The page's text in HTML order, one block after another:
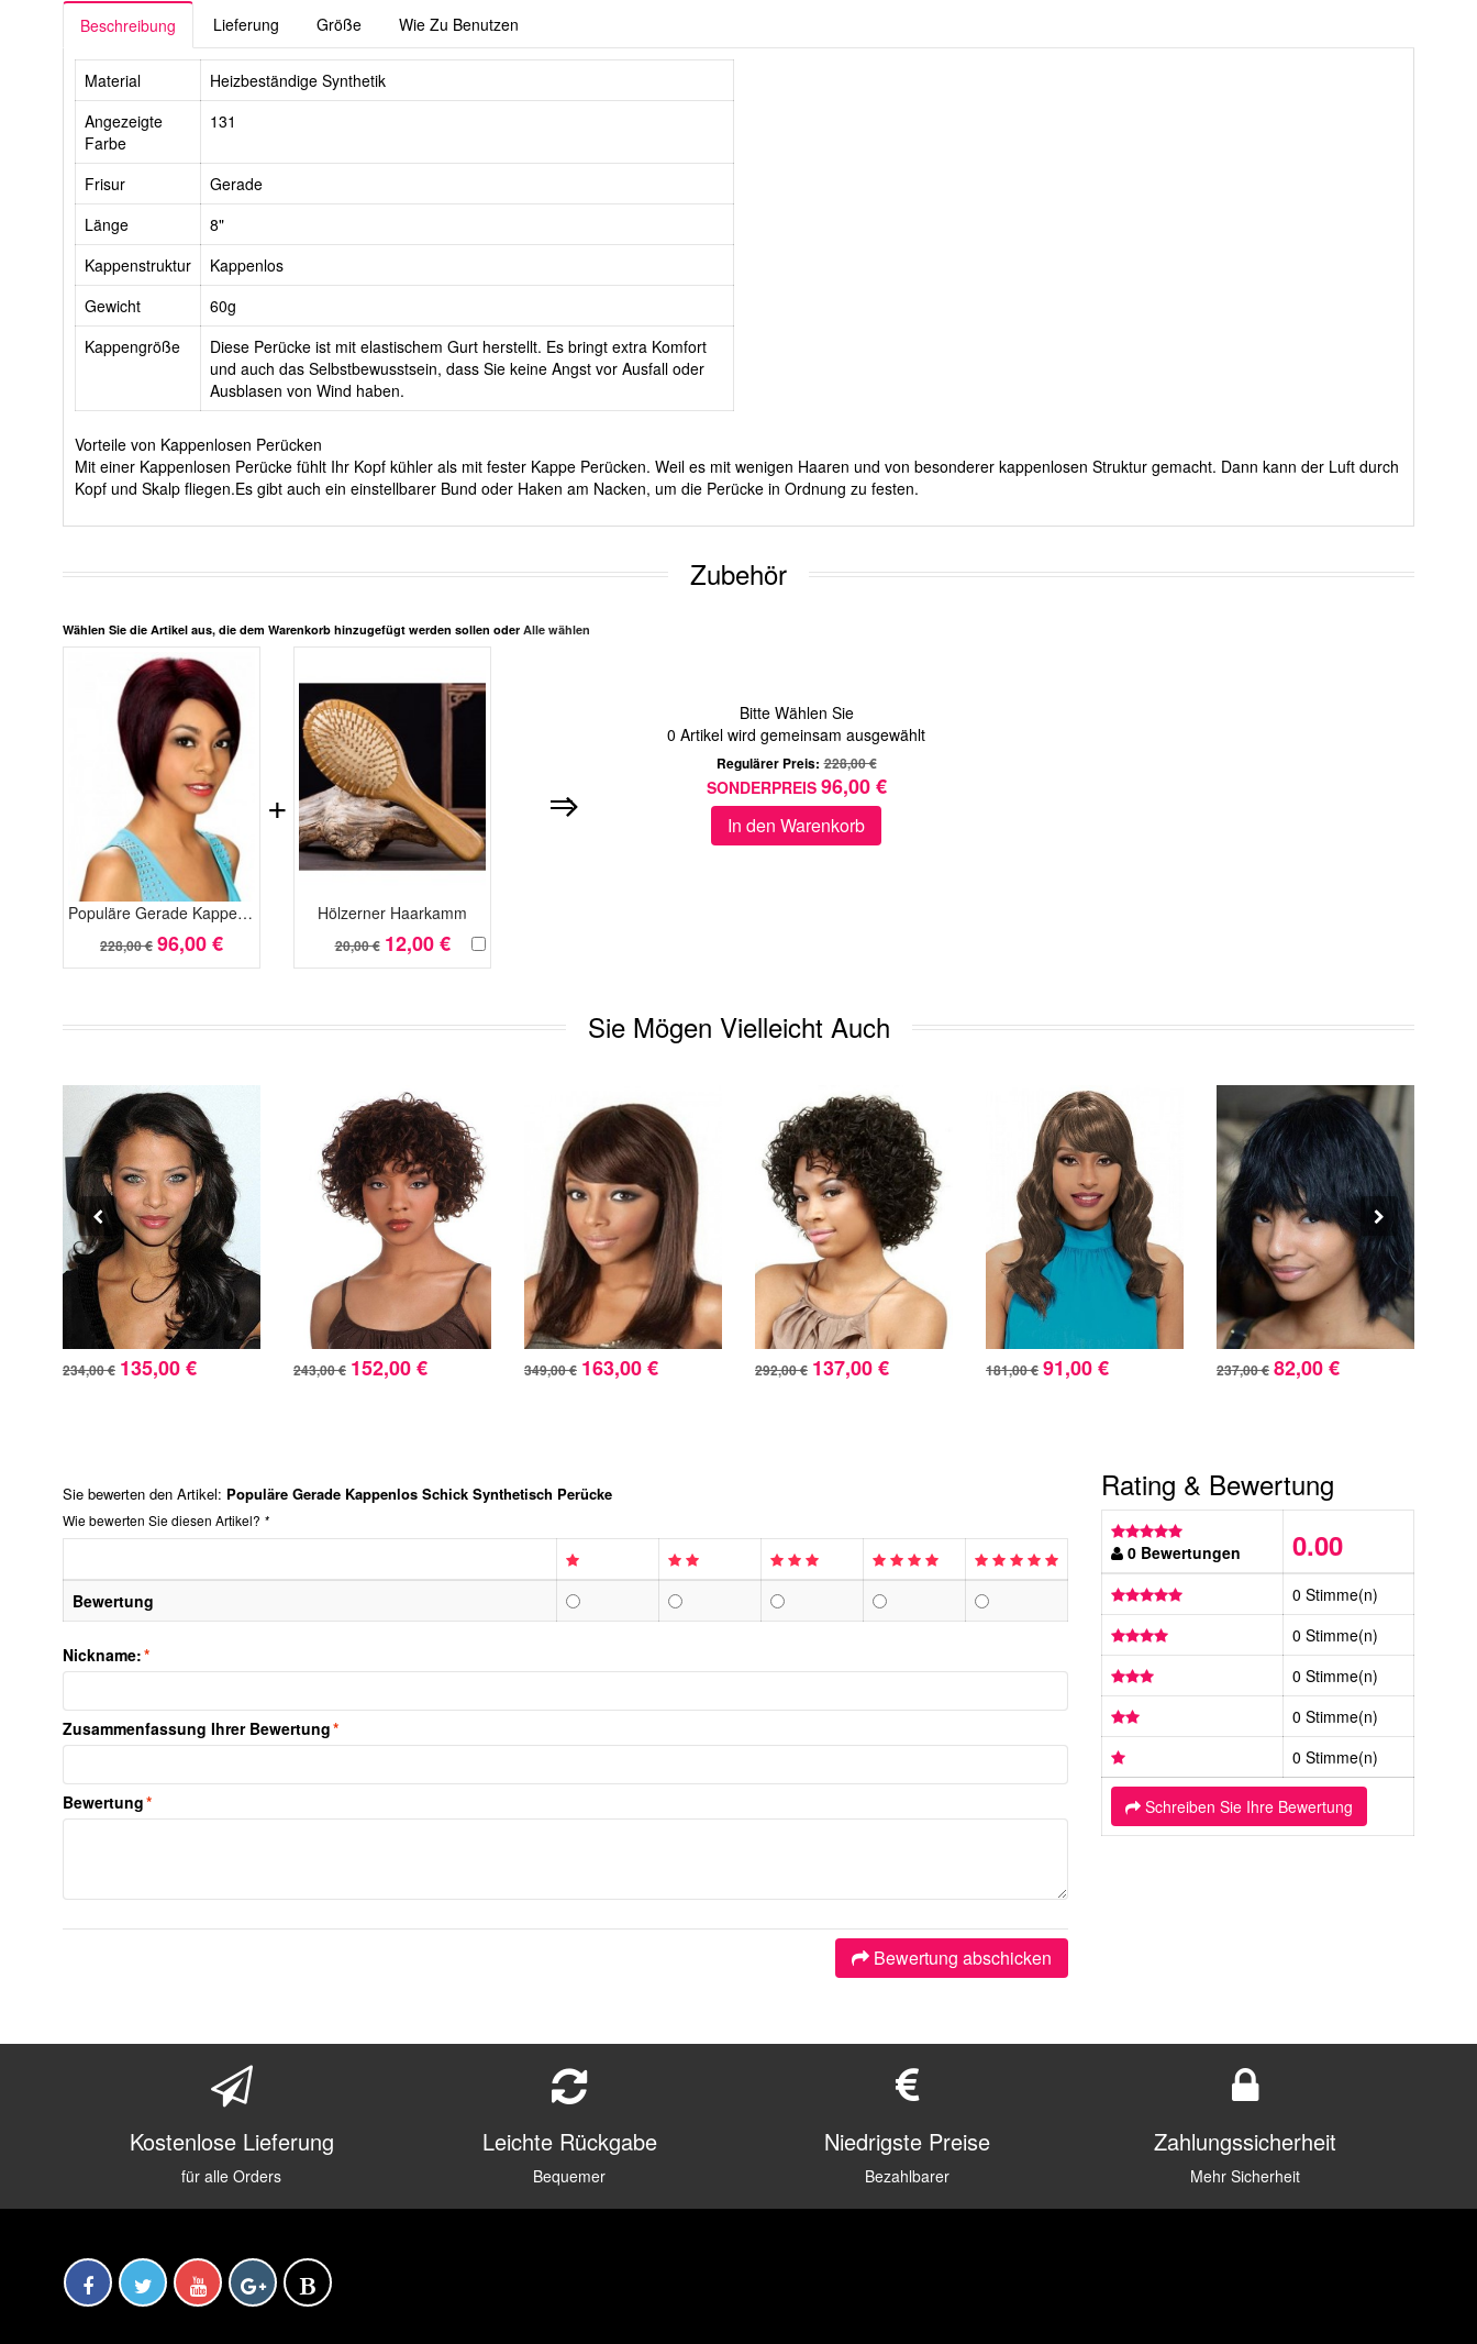
Beschreibung Lieferung Größe Wie Zu Benutzen
Material
Heizbeständige Synthetik
Angezeigte
Farbe
131
Frisur
Gerade
Länge
8"
Kappenstruktur
Kappenlos
Gewicht
60g
Kappengröße
Diese Perücke ist mit elastischem Gurt herstellt. Es bringt extra Komfort
und auch das Selbstbewusstsein, dass Sie keine Angst vor Ausfall oder
Ausblasen von Wind haben.
Vorteile von Kappenlosen Perücken
Mit einer Kappenlosen Perücke fühlt Ihr Kopf kühler als mit fester Kappe Perücken. Weil es mit wenigen Haaren und von besonderer kappenlosen Struktur gemacht. Dann kann der Luft durch
Kopf und Skalp fliegen.Es gibt auch ein einstellbarer Bund oder Haken am Nacken, um die Perücke in Ordnung zu festen.
Zubehör
Wählen Sie die Artikel aus, die dem Warenkorb hinzugefügt werden sollen oder Alle wählen
Populäre Gerade Kappenlos Schick Synthetisch Perücke
228,00 € 96,00 €
Hölzerner Haarkamm
20,00 € 12,00 €
+
Bitte Wählen Sie
0 Artikel wird gemeinsam ausgewählt
Regulärer Preis: 228,00 €
SONDERPREIS 96,00 €
In den Warenkorb
Sie Mögen Vielleicht Auch
234,00 € 135,00 € 243,00 € 152,00 € 349,00 € 163,00 € 292,00 € 137,00 € 181,00 € 91,00 € 237,00 € 82,00 €
Sie bewerten den Artikel: Populäre Gerade Kappenlos Schick Synthetisch Perücke
Wie bewerten Sie diesen Artikel? *
Bewertung
*
Nickname:
*
Zusammenfassung Ihrer Bewertung
*
Bewertung
Bewertung abschicken
Rating & Bewertung
0 Bewertungen 0.00
0 Stimme(n)
0 Stimme(n)
0 Stimme(n)
0 Stimme(n)
0 Stimme(n)
Schreiben Sie Ihre Bewertung
Kostenlose Lieferung
für alle Orders
Leichte Rückgabe
Bequemer
Niedrigste Preise
Bezahlbarer
Zahlungssicherheit
Mehr Sicherheit